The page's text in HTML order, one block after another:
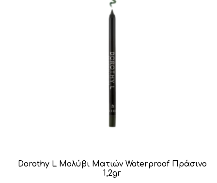
Dorothy L Μολύβι Ματιών Waterproof Πράσινο
1,2gr